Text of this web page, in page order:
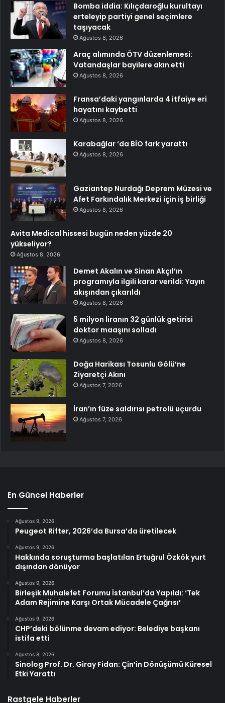
Bomba iddia: Kılıçdaroğlu kurultayı
erteleyip partiyi genel seçimlere
taşıyacak
Ağustos 8, 2026
Araç alımında ÖTV düzenlemesi:
Vatandaşlar bayilere akın etti
Ağustos 8, 2026
Fransa’daki yangınlarda 4 itfaiye eri
hayatını kaybetti
Ağustos 8, 2026
Karabağlar ‘da BİO fark yarattı
Ağustos 8, 2026
Gaziantep Nurdağı Deprem Müzesi ve
Afet Farkındalık Merkezi için iş birliği
Ağustos 8, 2026
Avita Medical hissesi bugün neden yüzde 20
yükseliyor?
Ağustos 8, 2026
Demet Akalın ve Sinan Akçıl’ın
programıyla ilgili karar verildi: Yayın
akışından çıkarıldı
Ağustos 8, 2026
5 milyon liranın 32 günlük getirisi
doktor maaşını solladı
Ağustos 8, 2026
Doğa Harikası Tosunlu Gölü’ne
Ziyaretçi Akını
Ağustos 7, 2026
İran’ın füze saldırısı petrolü uçurdu
Ağustos 7, 2026
En Güncel Haberler
Ağustos 9, 2026
Peugeot Rifter, 2026’da Bursa’da üretilecek
Ağustos 9, 2026
Hakkında soruşturma başlatılan Ertuğrul Özkök yurt
dışından dönüyor
Ağustos 9, 2026
Birleşik Muhalefet Forumu İstanbul’da Yapıldı: ‘Tek
Adam Rejimine Karşı Ortak Mücadele Çağrısı’
Ağustos 9, 2026
CHP’deki bölünme devam ediyor: Belediye başkanı
istifa etti
Ağustos 8, 2026
Sinolog Prof. Dr. Giray Fidan: Çin’in Dönüşümü Küresel
Etki Yarattı
Rastgele Haberler